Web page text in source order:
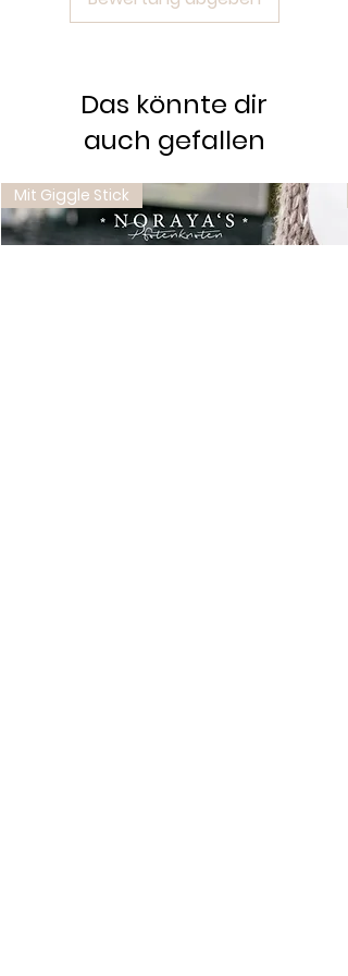
Pflege- und Nutzungshinweise.
Das könnte dir
auch gefallen
Mit Giggle Stick